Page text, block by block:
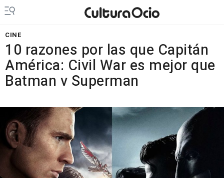
CINE
10 razones por las que Capitán
América: Civil War es mejor que
Batman v Superman